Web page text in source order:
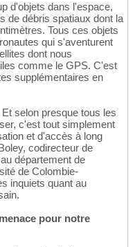
d'objets dans l'espace,
de débris spatiaux dont la
Tous ces objets
qui s'aventurent
dont nous
comme le GPS. C'est
supplémentaires en
selon presque tous les
c'est tout simplement
et d'accès à long
codirecteur de
département de
de Colombie-
inquiets quant au
pour notre